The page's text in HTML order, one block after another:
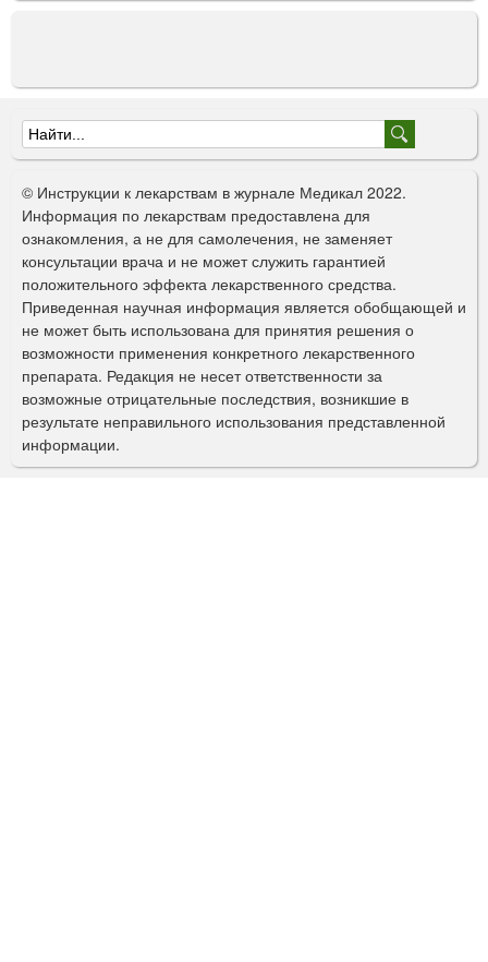
Ф
о
р
м
а
п
о
и
с
к
© Инструкции к лекарствам в журнале Медикал 2022.
Информация по лекарствам предоставлена для
ознакомления, а не для самолечения, не заменяет
консультации врача и не может служить гарантией
положительного эффекта лекарственного средства.
Приведенная научная информация является обобщающей и
не может быть использована для принятия решения о
возможности применения конкретного лекарственного
препарата. Редакция не несет ответственности за
возможные отрицательные последствия, возникшие в
результате неправильного использования представленной
информации.